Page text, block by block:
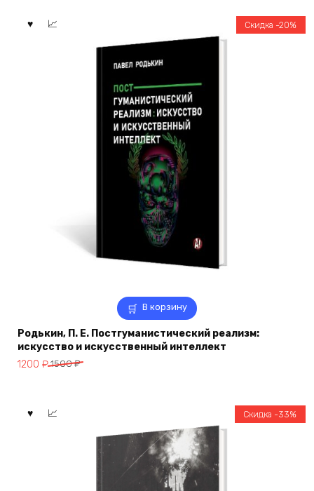
В корзину
Скидка -20%
Родькин, П. Е. Постгуманистический реализм:
искусство и искусственный интеллект
1500₽
Первоначальная
1500 ₽.
1200 ₽
Текущая
Скидка -33%